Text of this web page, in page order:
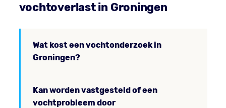
vochtoverlast in Groningen
Wat kost een vochtonderzoek in
Groningen?
Kan worden vastgesteld of een
vochtprobleem door